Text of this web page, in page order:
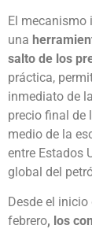
El mecanismo
una
salto de los
práctica,
inmediato de
precio final de
medio de la
entre Estados
global del
Desde el inicio
febrero, los